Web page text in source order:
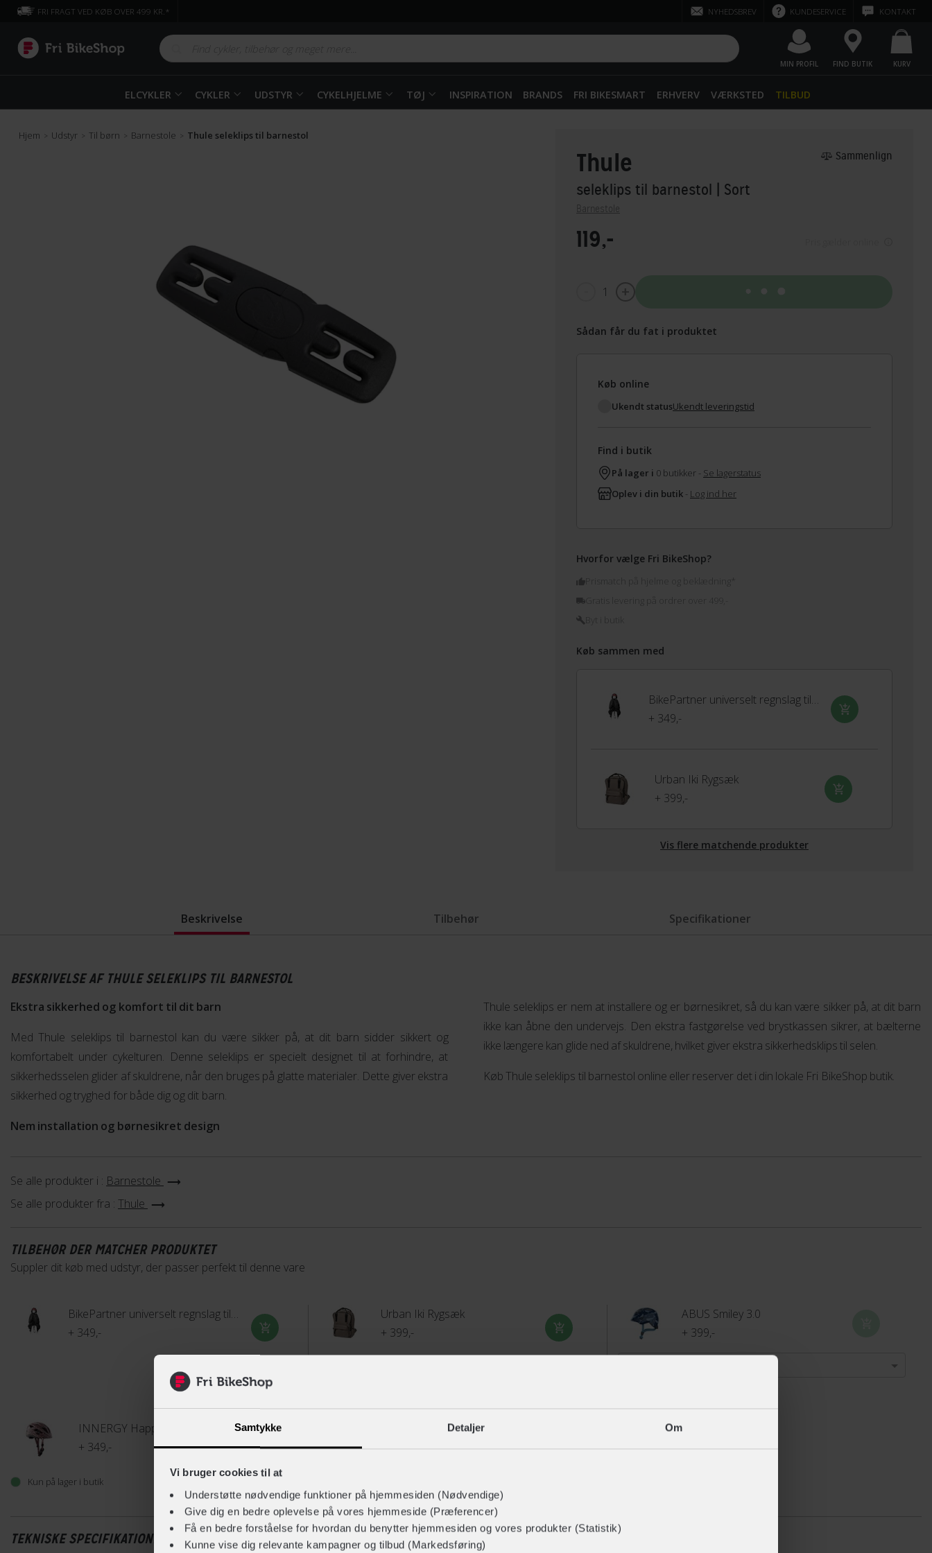
Samtykke Detaljer Om
Vi bruger cookies til at
Understøtte nødvendige funktioner på hjemmesiden (Nødvendige)
Give dig en bedre oplevelse på vores hjemmeside (Præferencer)
Få en bedre forståelse for hvordan du benytter hjemmesiden og vores produkter (Statistik)
Kunne vise dig relevante kampagner og tilbud (Markedsføring)
FRI FRAGT VED KØB OVER 499 KR.* NYHEDSBREV KUNDESERVICE KONTAKT
MIN PROFIL FIND BUTIK KURV
ELCYKLER CYKLER UDSTYR CYKELHJELME TØJ INSPIRATION BRANDS FRI BIKESMART ERHVERV VÆRKSTED TILBUD
Hjem > Udstyr > Til børn > Barnestole > Thule seleklips til barnestol
Thule
seleklips til barnestol | Sort
Barnestole
Sammenlign
119,-
1
Sådan får du fat i produktet
Køb online
Ukendt statusUkendt leveringstid
Find i butik
På lager i 0 butikker - Se lagerstatus
Oplev i din butik - Log ind her
Hvorfor vælge Fri BikeShop?
Prismatch på hjelme og beklædning*
Køb sammen med
BikePartner universelt regnslag til barnestol
+ 349,-
Urban Iki Rygsæk
+ 399,-
Vis flere matchende produkter
Beskrivelse Tilbehør Specifikationer
BESKRIVELSE AF THULE SELEKLIPS TIL BARNESTOL
Ekstra sikkerhed og komfort til dit barn
Med Thule seleklips til barnestol kan du være sikker på, at dit barn sidder sikkert og
komfortabelt under cykelturen. Denne seleklips er specielt designet til at forhindre, at
sikkerhedsselen glider af skuldrene, når den bruges på glatte materialer. Dette giver ekstra
sikkerhed og tryghed for både dig og dit barn.
Nem installation og børnesikret design
Thule seleklips er nem at installere og er børnesikret, så du kan være sikker på, at dit barn
ikke kan åbne den undervejs. Den ekstra fastgørelse ved brystkassen sikrer, at bælterne
ikke længere kan glide ned af skuldrene, hvilket giver ekstra sikkerhedsklips til selen.
Køb Thule seleklips til barnestol online eller reserver det i din lokale Fri BikeShop butik.
Se alle produkter i : Barnestole
Se alle produkter fra : Thule
TILBEHØR DER MATCHER PRODUKTET
Suppler dit køb med udstyr, der passer perfekt til denne vare
BikePartner universelt regnslag til barnestol
+ 349,-
Urban Iki Rygsæk
+ 399,-
ABUS Smiley 3.0
+ 399,-
INNERGY Happy cykelhjelm
+ 349,-
Kun på lager i butik
INNERGY+ Flow Mini cykelhjelm
TEKNISKE SPECIFIKATIONER